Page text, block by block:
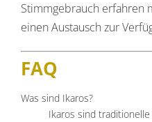
Stimmgebrauch erfahren
einen Austausch zur
FAQ
Was sind Ikaros?
Ikaros sind